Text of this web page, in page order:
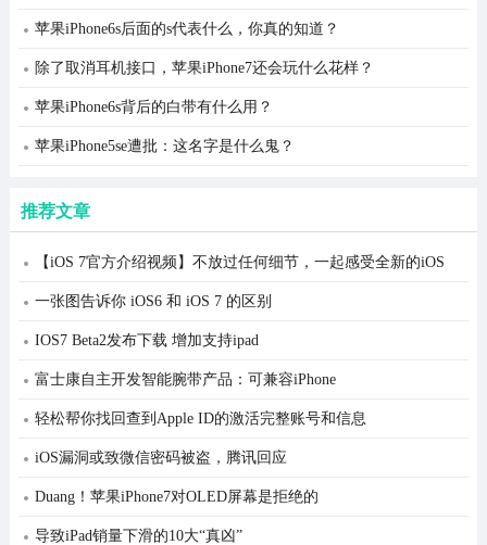
苹果iPhone6s后面的s代表什么，你真的知道？
除了取消耳机接口，苹果iPhone7还会玩什么花样？
苹果iPhone6s背后的白带有什么用？
苹果iPhone5se遭批：这名字是什么鬼？
推荐文章
【iOS 7官方介绍视频】不放过任何细节，一起感受全新的iOS
7！
一张图告诉你 iOS6 和 iOS 7 的区别
IOS7 Beta2发布下载 增加支持ipad
富士康自主开发智能腕带产品：可兼容iPhone
轻松帮你找回查到Apple ID的激活完整账号和信息
iOS漏洞或致微信密码被盗，腾讯回应
Duang！苹果iPhone7对OLED屏幕是拒绝的
导致iPad销量下滑的10大“真凶”